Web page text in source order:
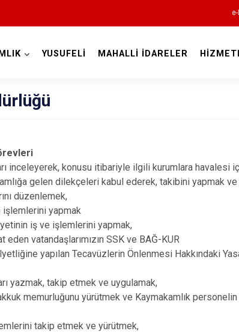
Ardanuç
Hopa
Murgul
Yusufeli
YUSUFELİ MAHALLİ İDARELER
inceleyerek, konusu itibariyle ilgili kurumlara havalesi
gelen dilekçeleri kabul ederek, takibini yapmak ve
düzenlemek,
işlemlerini yapmak
iş ve işlemlerini yapmak,
vatandaşlarımızın SSK ve BAĞ-KUR
yapılan Tecavüzlerin Önlenmesi Hakkındaki
yazmak, takip etmek ve uygulamak,
memurluğunu yürütmek ve Kaymakamlık personelin
takip etmek ve yürütmek,